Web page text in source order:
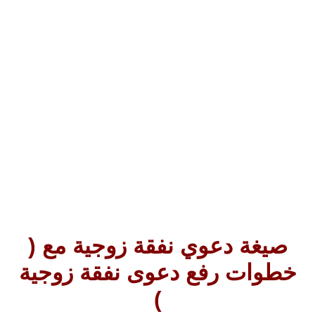
صيغة دعوي نفقة زوجية مع (
خطوات رفع دعوى نفقة زوجية
)